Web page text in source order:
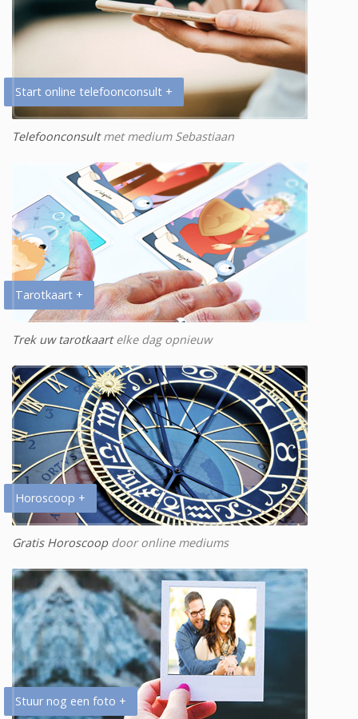
Start online telefoonconsult +
Telefoonconsultmet medium Sebastiaan
Tarotkaart +
Trek uw tarotkaartelke dag opnieuw
Horoscoop +
Gratis Horoscoopdoor online mediums
Stuur nog een foto +